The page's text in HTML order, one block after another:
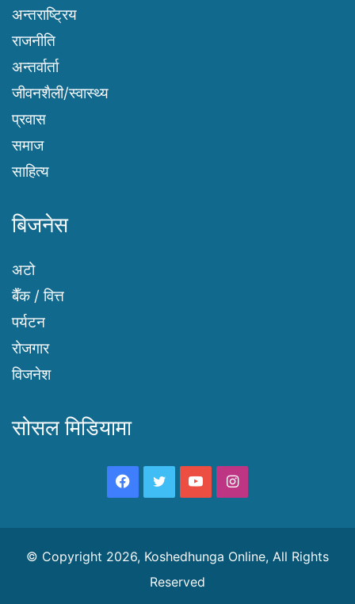
अन्तराष्ट्रिय
राजनीति
अन्तर्वार्ता
जीवनशैली/स्वास्थ्य
प्रवास
समाज
साहित्य
बिजनेस
अटो
बैँक / वित्त
पर्यटन
रोजगार
विजनेश
सोसल मिडियामा
Facebook
TwitterYouTubeInstagram
© Copyright 2026, Koshedhunga Online, All Rights
Reserved